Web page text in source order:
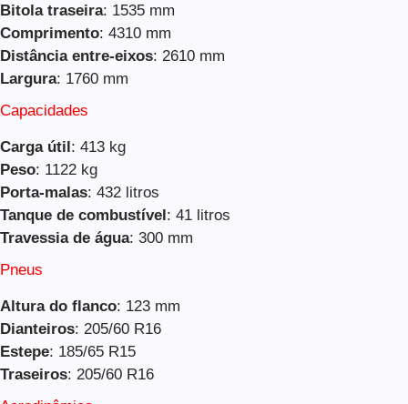
Bitola traseira: 1535 mm
Comprimento: 4310 mm
Distância entre-eixos: 2610 mm
Largura: 1760 mm
Capacidades
Carga útil: 413 kg
Peso: 1122 kg
Porta-malas: 432 litros
Tanque de combustível: 41 litros
Travessia de água: 300 mm
Pneus
Altura do flanco: 123 mm
Dianteiros: 205/60 R16
Estepe: 185/65 R15
Traseiros: 205/60 R16